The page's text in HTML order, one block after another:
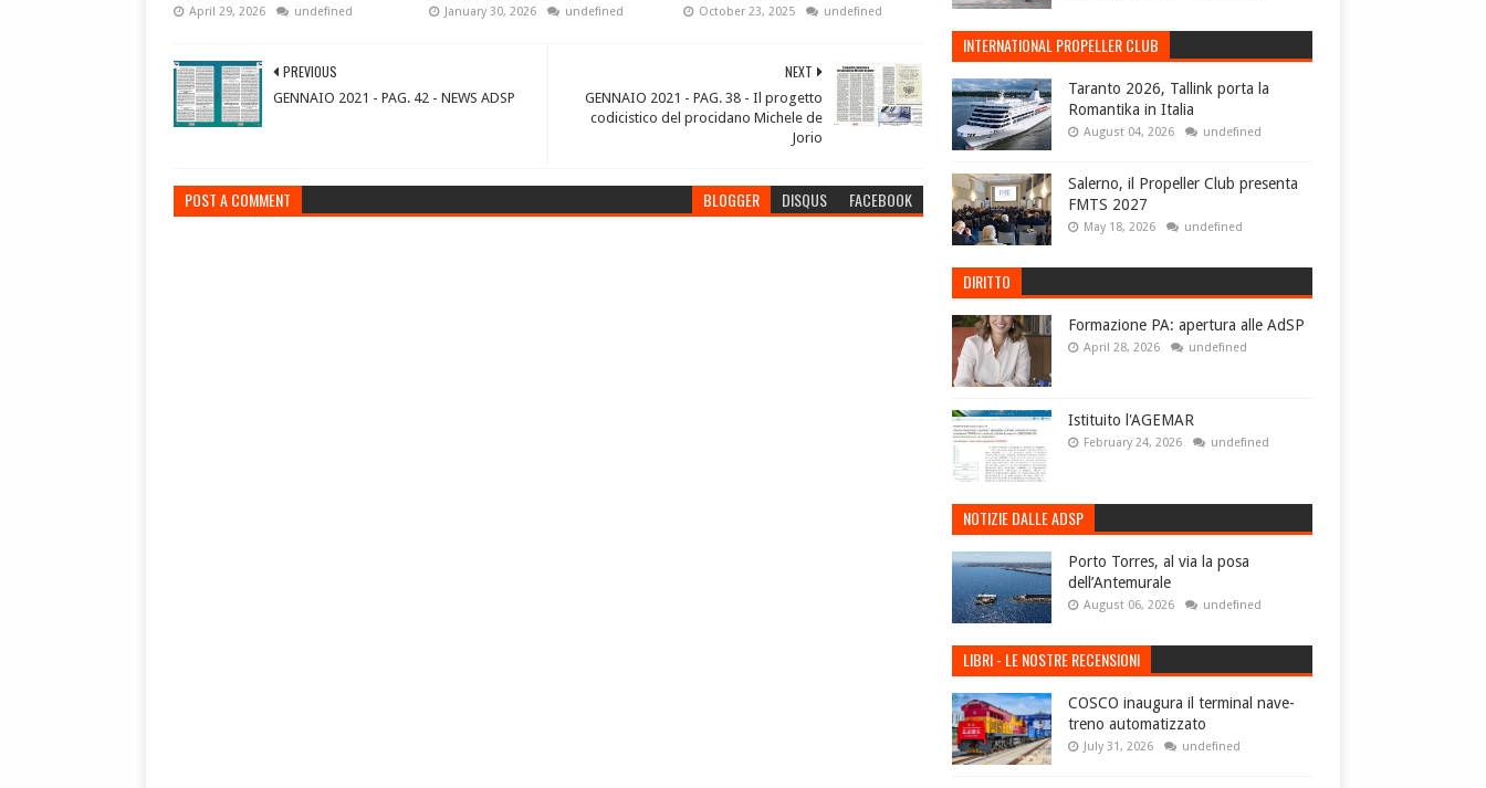
April 29, 2026 undefined January 30, 2026 undefined October 23, 2025 undefined
NEXT
GENNAIO 2021 - PAG. 38 - Il progetto
codicistico del procidano Michele de
Jorio
PREVIOUS
GENNAIO 2021 - PAG. 42 - NEWS ADSP
POST A COMMENT BLOGGER DISQUS FACEBOOK
INTERNATIONAL PROPELLER CLUB
Taranto 2026, Tallink porta la
Romantika in Italia
August 04, 2026 undefined
Salerno, il Propeller Club presenta
FMTS 2027
May 18, 2026 undefined
DIRITTO
Formazione PA: apertura alle AdSP
April 28, 2026 undefined
Istituito l'AGEMAR
February 24, 2026 undefined
NOTIZIE DALLE ADSP
Porto Torres, al via la posa
dell’Antemurale
August 06, 2026 undefined
LIBRI - LE NOSTRE RECENSIONI
COSCO inaugura il terminal nave-
treno automatizzato
July 31, 2026 undefined